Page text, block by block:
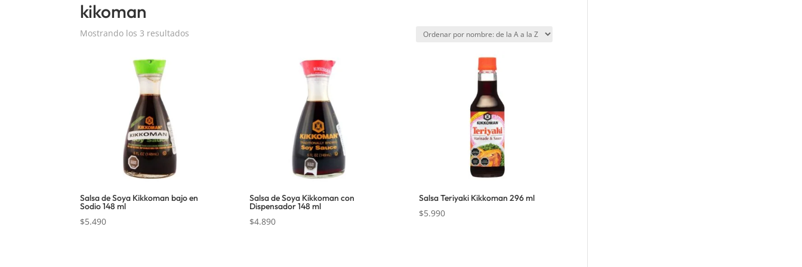
kikoman
Mostrando los 3 resultados
Salsa de Soya Kikkoman bajo en
Sodio 148 ml
$5.490
Salsa de Soya Kikkoman con
Dispensador 148 ml
$4.890
Salsa Teriyaki Kikkoman 296 ml
$5.990